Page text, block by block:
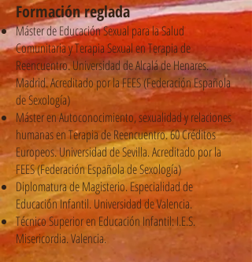
Formación reglada
Máster de Educación Sexual para la Salud
Comunitaria y Terapia Sexual en Terapia de
Reencuentro. Universidad de Alcalá de Henares.
Madrid. Acreditado por la FEES (Federación Española
de Sexología)
Máster en Autoconocimiento, sexualidad y relaciones
humanas en Terapia de Reencuentro. 60 Créditos
Europeos. Universidad de Sevilla. Acreditado por la
FEES (Federación Española de Sexología)
Diplomatura de Magisterio. Especialidad de
Educación Infantil. Universidad de Valencia.
Técnico Superior en Educación Infantil: I.E.S.
Misericordia. Valencia.